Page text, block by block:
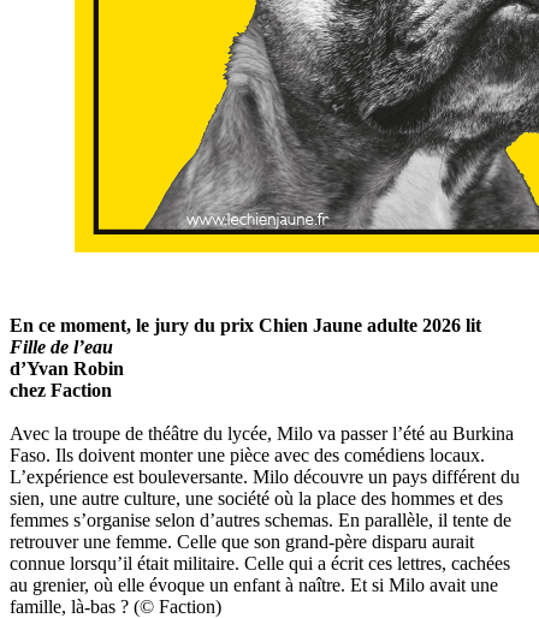
En ce moment, le jury du prix Chien Jaune adulte 2026 lit
Fille de l’eau
d’Yvan Robin
chez Faction
Avec la troupe de théâtre du lycée, Milo va passer l’été au Burkina
Faso. Ils doivent monter une pièce avec des comédiens locaux.
L’expérience est bouleversante. Milo découvre un pays différent du
sien, une autre culture, une société où la place des hommes et des
femmes s’organise selon d’autres schemas. En parallèle, il tente de
retrouver une femme. Celle que son grand-père disparu aurait
connue lorsqu’il était militaire. Celle qui a écrit ces lettres, cachées
au grenier, où elle évoque un enfant à naître. Et si Milo avait une
famille, là-bas ? (© Faction)